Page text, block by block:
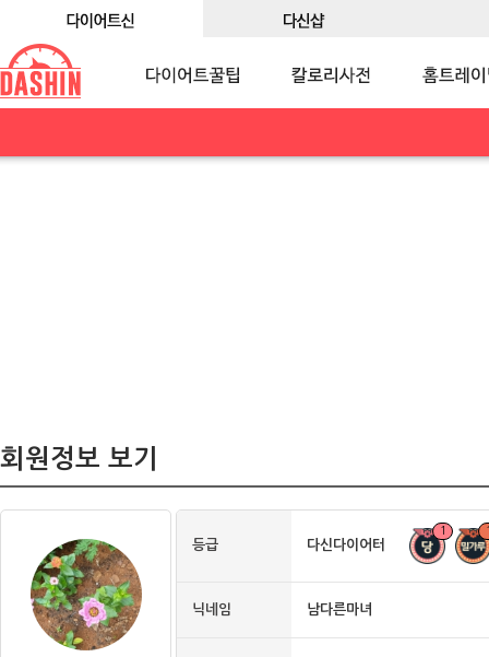
회원정보 보기
등급 다신다이어터
1
닉네임 남다른마녀